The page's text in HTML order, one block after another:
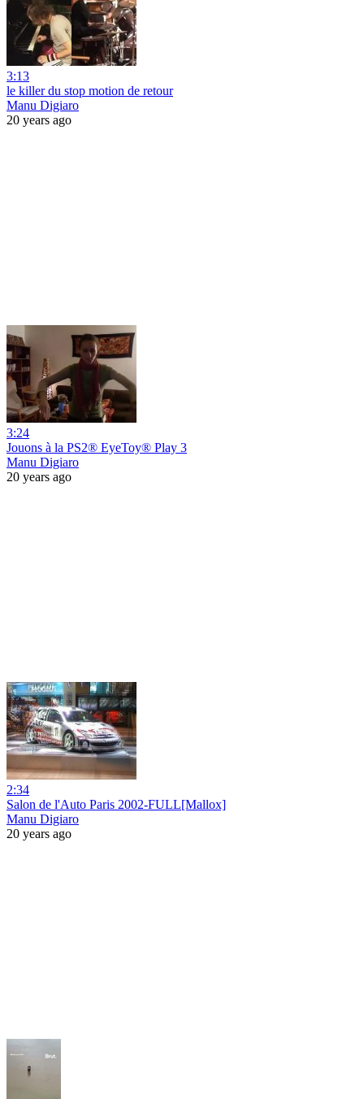
3:13
le killer du stop motion de retour
Manu Digiaro
20 years ago
3:24
Jouons à la PS2® EyeToy® Play 3
Manu Digiaro
20 years ago
2:34
Salon de l'Auto Paris 2002-FULL[Mallox]
Manu Digiaro
20 years ago